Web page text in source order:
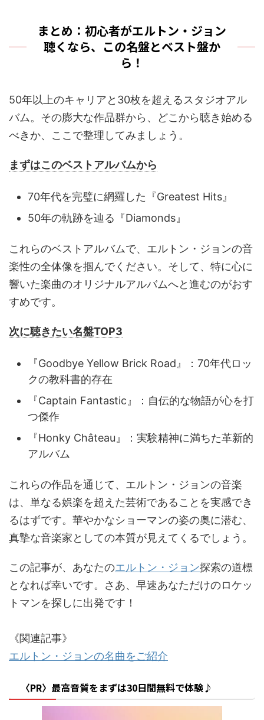
まとめ：初心者がエルトン・ジョン
聴くなら、この名盤とベスト盤か
ら！
50年以上のキャリアと30枚を超えるスタジオアル
バム。その膨大な作品群から、どこから聴き始める
べきか、ここで整理してみましょう。
まずはこのベストアルバムから
70年代を完璧に網羅した『Greatest Hits』
50年の軌跡を辿る『Diamonds』
これらのベストアルバムで、エルトン・ジョンの音
楽性の全体像を掴んでください。そして、特に心に
響いた楽曲のオリジナルアルバムへと進むのがおす
すめです。
次に聴きたい名盤TOP3
『Goodbye Yellow Brick Road』：70年代ロッ
クの教科書的存在
『Captain Fantastic』：自伝的な物語が心を打
つ傑作
『Honky Château』：実験精神に満ちた革新的
アルバム
これらの作品を通じて、エルトン・ジョンの音楽
は、単なる娯楽を超えた芸術であることを実感でき
るはずです。華やかなショーマンの姿の奥に潜む、
真摯な音楽家としての本質が見えてくるでしょう。
この記事が、あなたのエルトン・ジョン探索の道標
となれば幸いです。さあ、早速あなただけのロケッ
トマンを探しに出発です！
《関連記事》
エルトン・ジョンの名曲をご紹介
〈PR〉最高音質をまずは30日間無料で体験♪